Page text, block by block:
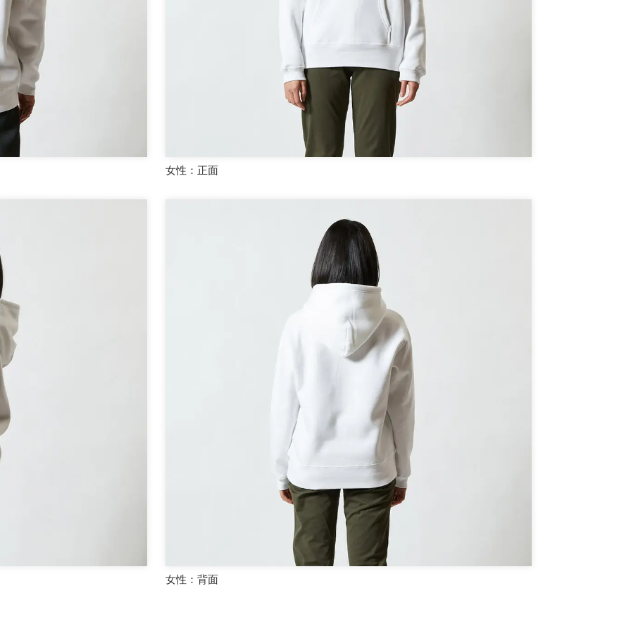
女性：正面
女性：背面